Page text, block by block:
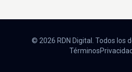
© 2026 RDN Digital. Todos los
TérminosPrivacidad